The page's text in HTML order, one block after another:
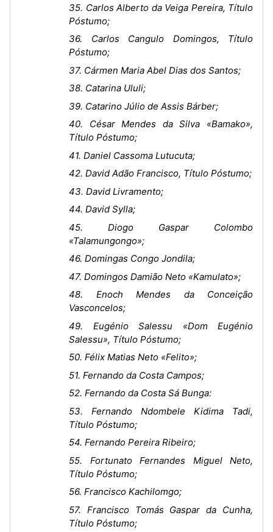
35. Carlos Alberto da Veiga Pereira, Título
Póstumo;
36. Carlos Cangulo Domingos, Título
Póstumo;
37. Cármen Maria Abel Dias dos Santos;
38. Catarina Ululi;
39. Catarino Júlio de Assis Bárber;
40. César Mendes da Silva «Bamako»,
Título Póstumo;
41. Daniel Cassoma Lutucuta;
42. David Adão Francisco, Título Póstumo;
43. David Livramento;
44. David Sylla;
45. Diogo Gaspar Colombo
«Talamungongo»;
46. Domingas Congo Jondila;
47. Domingos Damião Neto «Kamulato»;
48. Enoch Mendes da Conceição
Vasconcelos;
49. Eugénio Salessu «Dom Eugénio
Salessu», Título Póstumo;
50. Félix Matias Neto «Felito»;
51. Fernando da Costa Campos;
52. Fernando da Costa Sá Bunga:
53. Fernando Ndombele Kidima Tadi,
Título Póstumo;
54. Fernando Pereira Ribeiro;
55. Fortunato Fernandes Miguel Neto,
Título Póstumo;
56. Francisco Kachilomgo;
57. Francisco Tomás Gaspar da Cunha,
Título Póstumo;